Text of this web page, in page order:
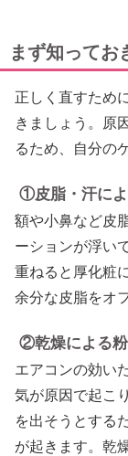
まず知ってお
正しく直すため
きましょう。原
るため、自分の
①皮脂・汗に
額や小鼻など皮
ーションが浮い
重ねると厚化粧
余分な皮脂をオ
②乾燥による
エアコンの効い
気が原因で起こ
を出そうとする
が起きます。乾